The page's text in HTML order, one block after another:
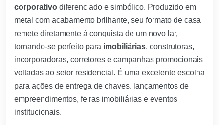
corporativo diferenciado e simbólico. Produzido em
metal com acabamento brilhante, seu formato de casa
remete diretamente à conquista de um novo lar,
tornando-se perfeito para imobiliárias, construtoras,
incorporadoras, corretores e campanhas promocionais
voltadas ao setor residencial. É uma excelente escolha
para ações de entrega de chaves, lançamentos de
empreendimentos, feiras imobiliárias e eventos
institucionais.